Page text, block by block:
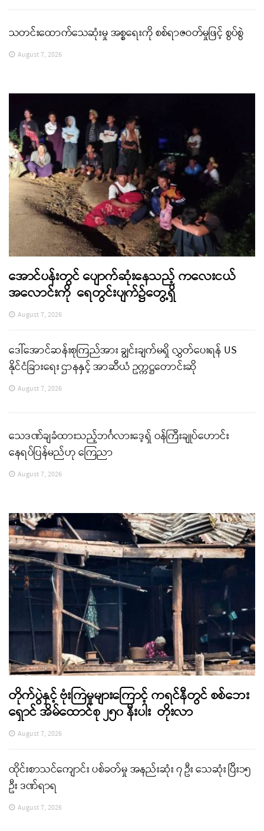
သတင်းထောက်သေဆုံးမှု အစ္စရေးကို စစ်ရာဇဝတ်မှုဖြင့် စွပ်စွဲ
August 7, 2026
အောင်ပန်းတွင် ပျောက်ဆုံးနေသည့် ကလေးငယ်
အလောင်းကို ရေတွင်းပျက်၌တွေ့ရှိ
August 7, 2026
ဒေါ်အောင်ဆန်းစုကြည်အား ချွင်းချက်မရှိ လွှတ်ပေးရန် US
နိုင်ငံခြားရေး ဌာနနှင့် အာဆီယံ ဥက္ကဋ္ဌတောင်းဆို
August 7, 2026
သေဒဏ်ချခံထားသည့်ဘင်္ဂလားဒေ့ရှ် ဝန်ကြီးချုပ်ဟောင်း
နေရပ်ပြန်မည်ဟု ကြေညာ
August 7, 2026
တိုက်ပွဲနှင့် ဗုံးကြဲမှုများကြောင့် ကရင်နီတွင် စစ်ဘေး
ရှောင် အိမ်ထောင်စု ၂၅၀ နီးပါး တိုးလာ
August 7, 2026
ထိုင်းစာသင်ကျောင်း ပစ်ခတ်မှု အနည်းဆုံး ၇ ဦး သေဆုံး ပြီး၁၅
ဦး ဒဏ်ရာရ
August 7, 2026